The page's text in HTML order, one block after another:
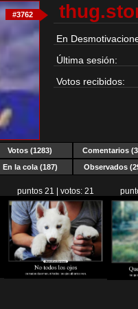
#3762
En
Última sesión:
Votos recibidos:
Votos (1283)
Comentarios
En la cola (187) Observados
puntos 21 | votos: 21